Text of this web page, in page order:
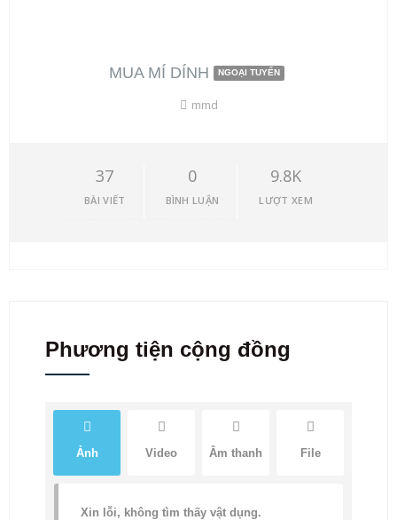
MUA MÍ DÍNH NGOẠI TUYẾN
mmd
37
BÀI VIẾT
0
BÌNH LUẬN
9.8K
LƯỢT XEM
Phương tiện cộng đồng
Ảnh Video Âm thanh File
Xin lỗi, không tìm thấy vật dụng.